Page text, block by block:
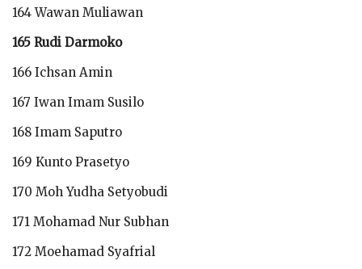
164 Wawan Muliawan
165 Rudi Darmoko
166 Ichsan Amin
167 Iwan Imam Susilo
168 Imam Saputro
169 Kunto Prasetyo
170 Moh Yudha Setyobudi
171 Mohamad Nur Subhan
172 Moehamad Syafrial